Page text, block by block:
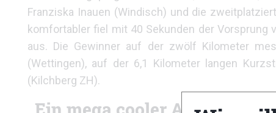
Franziska Inauen (Windisch) und die
komfortabler fiel mit 40 Sekunden der Vorsprung
aus. Die Gewinner auf der zwölf Kilometer
(Wettingen), auf der 6,1 Kilometer langen
(Kilchberg ZH).